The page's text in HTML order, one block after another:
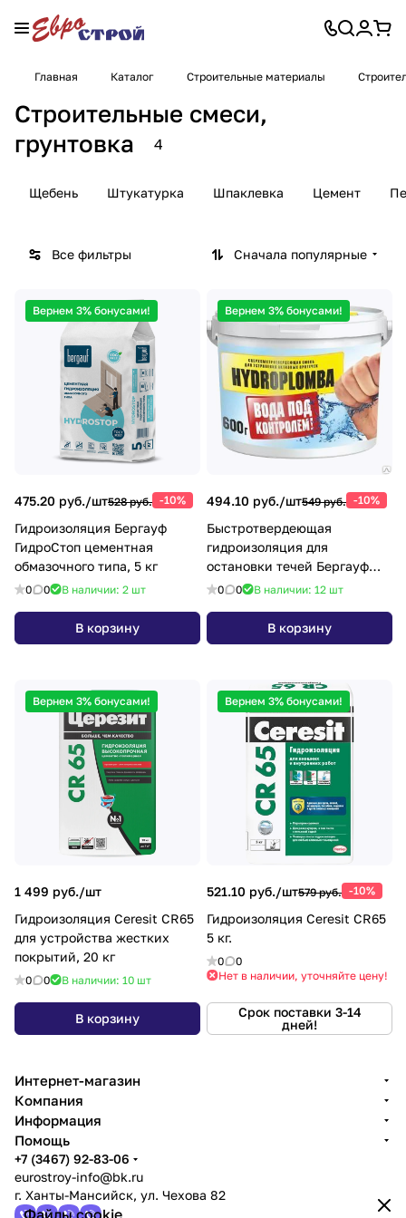
Главная Каталог Строительные материалы
Строительные смеси,
грунтовка
4
Щебень Штукатурка Шпаклевка Цемент
Все фильтры Сначала популярные
Вернем 3% бонусами!
475.20 руб./шт528 руб. -10%
Гидроизоляция Бергауф
ГидроСтоп цементная
обмазочного типа, 5 кг
0 0 В наличии: 2 шт
В корзину
Вернем 3% бонусами!
494.10 руб./шт549 руб. -10%
Быстротвердеющая
гидроизоляция для
остановки течей Бергауф
Гидропломба 0,6 кг
0 0 В наличии: 12 шт
В корзину
Вернем 3% бонусами!
1 499 руб./шт
Гидроизоляция Ceresit CR65
для устройства жестких
покрытий, 20 кг
0 0 В наличии: 10 шт
В корзину
Вернем 3% бонусами!
521.10 руб./шт579 руб. -10%
Гидроизоляция Ceresit CR65
5 кг.
0
0
Нет в наличии, уточняйте цену!
Срок поставки 3-14
дней!
Файлы cookie
Интернет-магазин
Компания
Информация
Помощь
+7 (3467) 92-83-06
eurostroy-info@bk.ru
г. Ханты-Мансийск, ул. Чехова 82